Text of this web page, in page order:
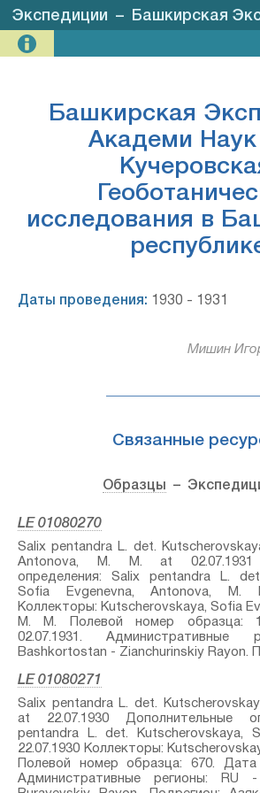
Экспедиции – Башкирская Экспедиция Академи Наук С.Е. Кучеровская. Геоботанические исследования
Башкирская
Академи
исследования в
Даты проведения: 1930 - 1931
Мишин
Связанные
Образцы –
LE 01080270
Salix pentandra L.⁣ det.
Antonova, M. M. at 02.07.1931
определения: Salix pentandra L.⁣
Sofia Evgenevna, Antonova, M.
Коллекторы: Kutscherovskaya, Sofia
M. M. Полевой номер образца:
02.07.1931.
Bashkortostan - Zianchurinskiy Rayon.
LE 01080271
Salix pentandra L.⁣ det.
at 22.07.1930 Дополнительные
pentandra L.⁣ det. Kutscherovskaya,
22.07.1930 Коллекторы:
Полевой номер образца: 670. Дата
Административные регионы: RU